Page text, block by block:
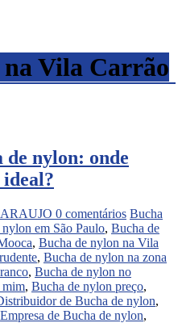
Vila Carrão
de nylon: onde
0 comentários Bucha
em São Paulo, Bucha de
, Bucha de nylon na Vila
, Bucha de nylon na zona
, Bucha de nylon no
mim, Bucha de nylon preço,
de Bucha de nylon,
Empresa de Bucha de nylon,